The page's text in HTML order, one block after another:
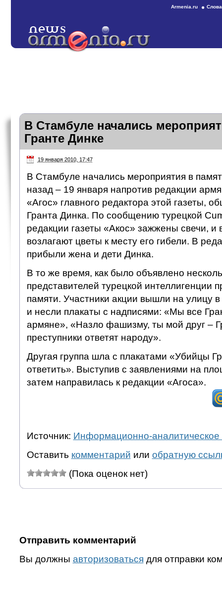
Armenia.ru
В Стамбуле начались
Гранте Динке
19 января 2010, 17:47
В Стамбуле начались мероприятия в
назад – 19 января напротив редакции
«Агос» главного редактора этой газеты,
Гранта Динка. По сообщению турецкой
редакции газеты «Акос» зажжены свечи, и
возлагают цветы к месту его гибели. В
прибыли жена и дети Динка.
В то же время, как было объявлено
представителей турецкой интеллигенции
памяти. Участники акции вышли на улицу
и несли плакаты с надписями: «Мы все
армяне», «Назло фашизму, ты мой друг –
преступники ответят народу».
Другая группа шла с плакатами «Убийцы
ответить». Выступив с заявлениями на
затем направилась к редакции «Агоса».
Источник: Информационно-аналитическое
Оставить комментарий или обратную
(Пока оценок нет)
Отправить комментарий
Вы должны авторизоваться для отправки